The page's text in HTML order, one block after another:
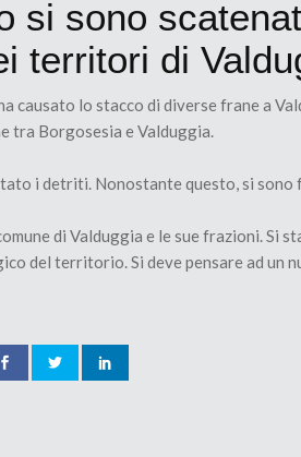
si sono
territori di
lo stacco di diverse frane a
tra Borgosesia e Valduggia.
i detriti. Nonostante questo, si sono
di Valduggia e le sue frazioni. Si
del territorio. Si deve pensare ad un